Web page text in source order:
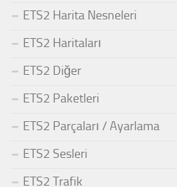
ETS2 Harita Nesneleri
ETS2 Haritaları
ETS2 Diğer
ETS2 Paketleri
ETS2 Parçaları / Ayarlama
ETS2 Sesleri
ETS2 Trafik